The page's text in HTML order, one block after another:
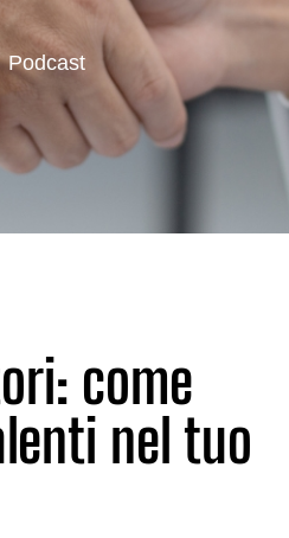
Podcast
come
nel tuo